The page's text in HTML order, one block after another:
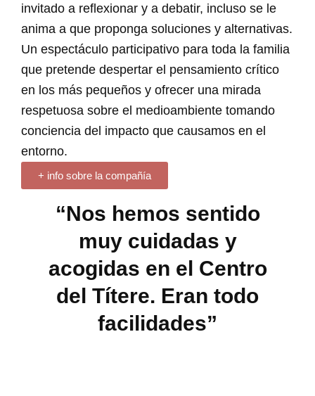
invitado a reflexionar y a debatir, incluso se le
anima a que proponga soluciones y alternativas.
Un espectáculo participativo para toda la familia
que pretende despertar el pensamiento crítico
en los más pequeños y ofrecer una mirada
respetuosa sobre el medioambiente tomando
conciencia del impacto que causamos en el
entorno.
+ info sobre la compañía
“Nos hemos sentido
muy cuidadas y
acogidas en el Centro
del Títere. Eran todo
facilidades”